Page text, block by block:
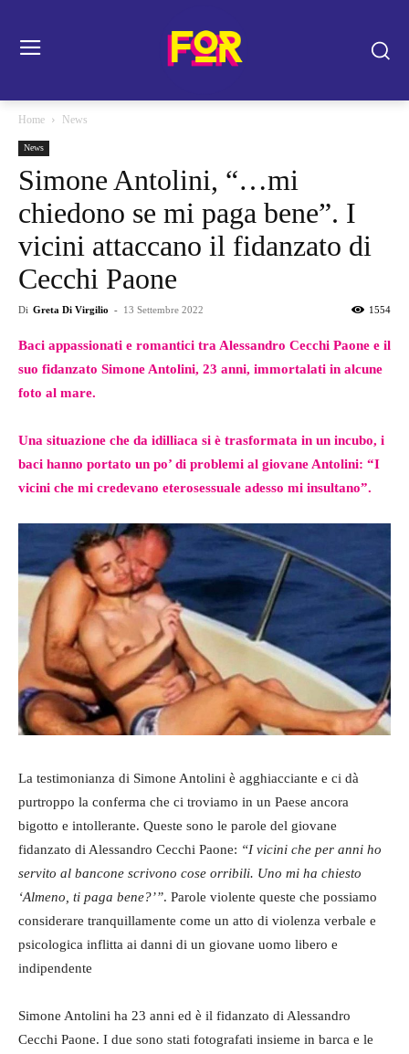
Home News
News
Simone Antolini, “…mi
chiedono se mi paga bene”. I
vicini attaccano il fidanzato di
Cecchi Paone
Di Greta Di Virgilio - 13 Settembre 2022 1554
Baci appassionati e romantici tra Alessandro Cecchi Paone e il
suo fidanzato Simone Antolini, 23 anni, immortalati in alcune
foto al mare.
Una situazione che da idilliaca si è trasformata in un incubo, i
baci hanno portato un po’ di problemi al giovane Antolini: “I
vicini che mi credevano eterosessuale adesso mi insultano”.
La testimonianza di Simone Antolini è agghiacciante e ci dà
purtroppo la conferma che ci troviamo in un Paese ancora
bigotto e intollerante. Queste sono le parole del giovane
fidanzato di Alessandro Cecchi Paone: “I vicini che per anni ho
servito al bancone scrivono cose orribili. Uno mi ha chiesto
‘Almeno, ti paga bene?’”. Parole violente queste che possiamo
considerare tranquillamente come un atto di violenza verbale e
psicologica inflitta ai danni di un giovane uomo libero e
indipendente
Simone Antolini ha 23 anni ed è il fidanzato di Alessandro
Cecchi Paone. I due sono stati fotografati insieme in barca e le